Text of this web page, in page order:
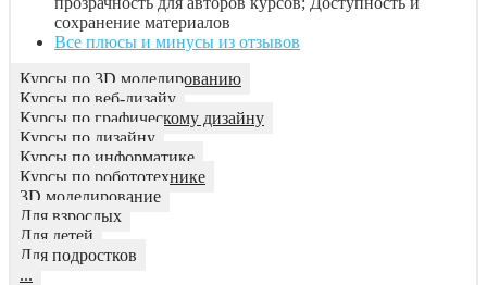
сохранение материалов
Все плюсы и минусы из отзывов
Курсы по 3D моделированию
Курсы по веб-дизайу
Курсы по графическому дизайну
Курсы по дизайну
Курсы по информатике
Курсы по робототехнике
3D моделирование
Для взрослых
Для детей
Для подростков
...